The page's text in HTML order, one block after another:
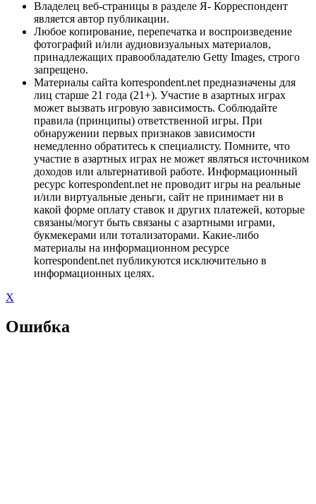
Владелец веб-страницы в разделе Я- Корреспондент
является автор публикации.
Любое копирование, перепечатка и воспроизведение
фотографий и/или аудиовизуальных материалов,
принадлежащих правообладателю Getty Images, строго
запрещено.
Материалы сайта korrespondent.net предназначены для
лиц старше 21 года (21+). Участие в азартных играх
может вызвать игровую зависимость. Соблюдайте
правила (принципы) ответственной игры. При
обнаружении первых признаков зависимости
немедленно обратитесь к специалисту. Помните, что
участие в азартных играх не может являться источником
доходов или альтернативой работе. Информационный
ресурс korrespondent.net не проводит игры на реальные
и/или виртуальные деньги, сайт не принимает ни в
какой форме оплату ставок и других платежей, которые
связаны/могут быть связаны с азартными играми,
букмекерами или тотализаторами. Какие-либо
материалы на информационном ресурсе
korrespondent.net публикуются исключительно в
информационных целях.
X
Ошибка